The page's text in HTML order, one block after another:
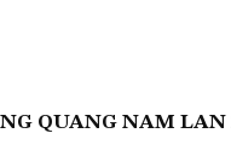
QUANG NAM LAN